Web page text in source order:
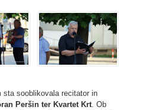
sta sooblikovala recitator in
Peršin ter Kvartet Krt . Ob